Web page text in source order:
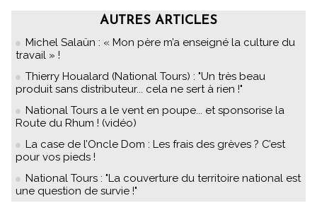
AUTRES ARTICLES
Michel Salaün : « Mon père m’a enseigné la culture du
travail » !
Thierry Houalard (National Tours) : "Un très beau
produit sans distributeur... cela ne sert à rien !"
National Tours a le vent en poupe... et sponsorise la
Route du Rhum ! (vidéo)
La case de l’Oncle Dom : Les frais des grèves ? C’est
pour vos pieds !
National Tours : "La couverture du territoire national est
une question de survie !"